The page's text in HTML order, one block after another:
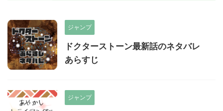
ジャンプ
ドクターストーン最新話のネタバレ
あらすじ
ジャンプ